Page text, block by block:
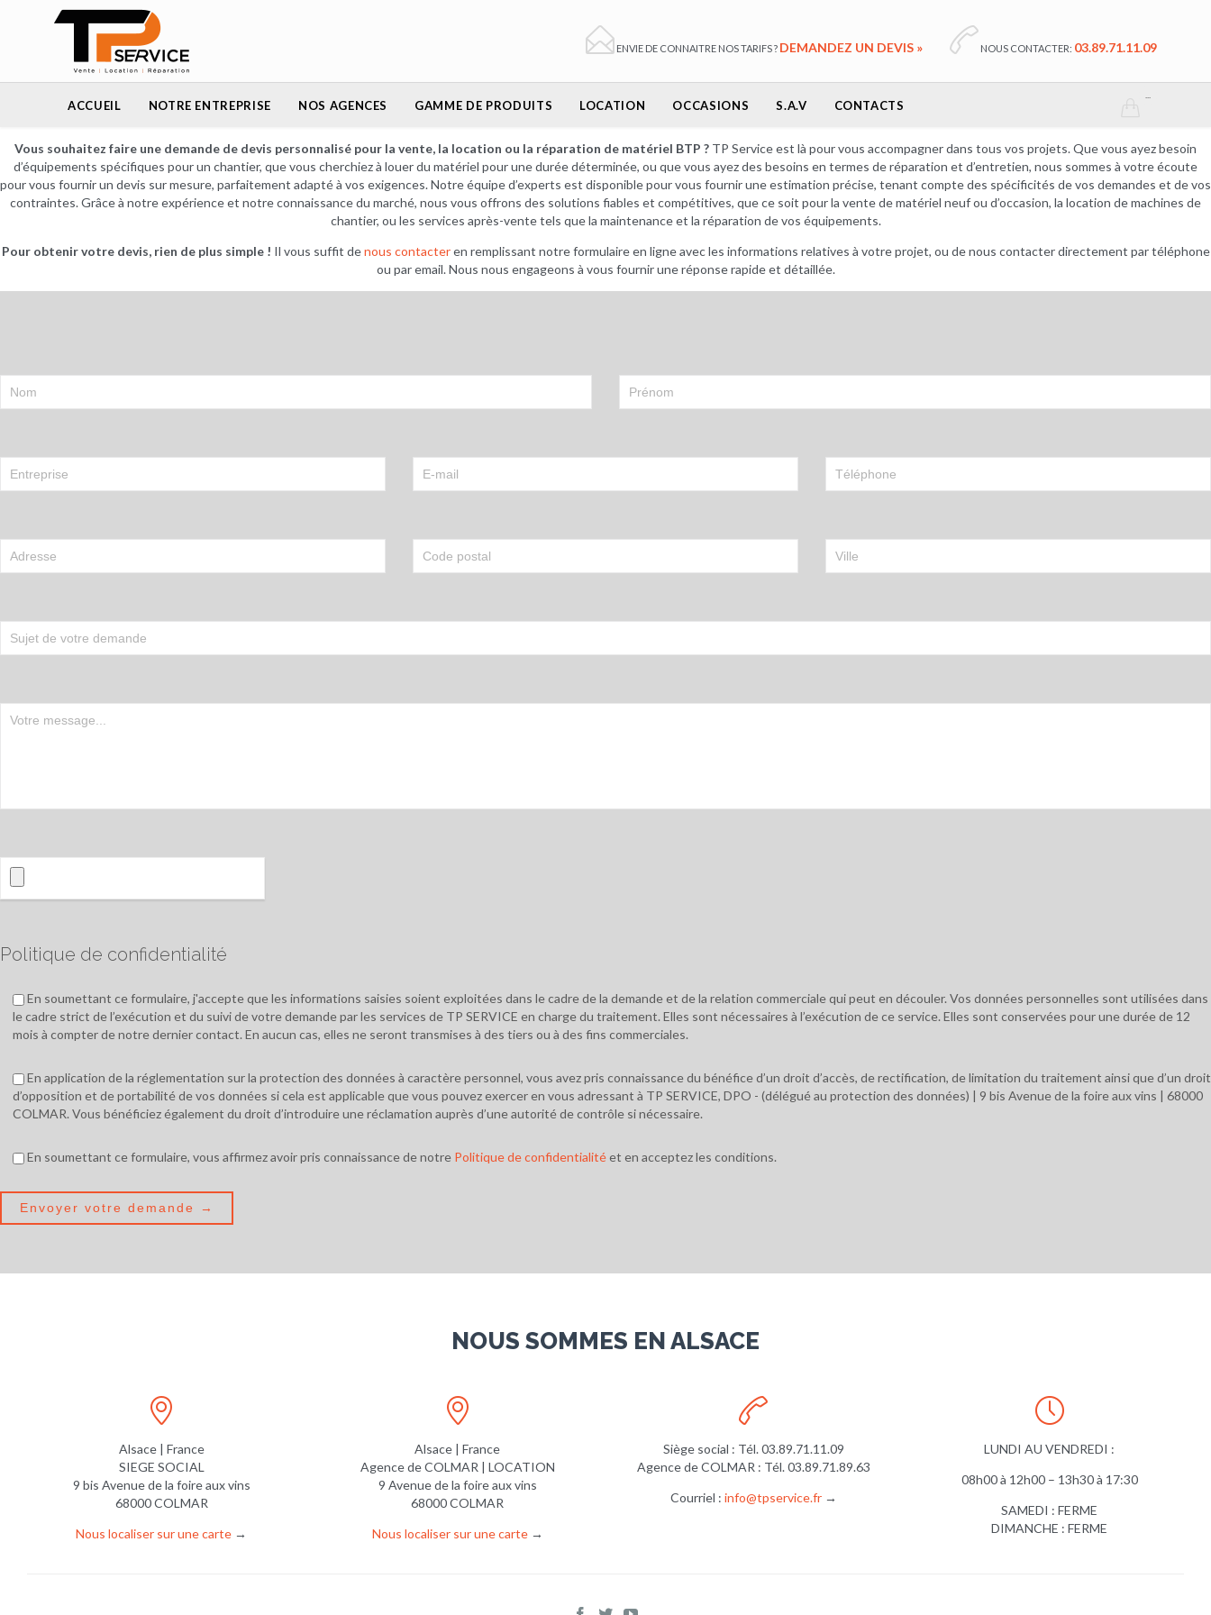
 ENVIE DE CONNAITRE NOS TARIFS ? DEMANDEZ UN DEVIS »  NOUS CONTACTER: 03.89.71.11.09
to
ACCUEIL NOTRE ENTREPRISE NOS AGENCES GAMME DE PRODUITS LOCATION OCCASIONS S.A.V CONTACTS
Vous souhaitez faire une demande de devis personnalisé pour la vente, la location ou la réparation de matériel BTP ? TP Service est là pour vous accompagner dans tous vos projets. Que vous ayez besoin
d’équipements spécifiques pour un chantier, que vous cherchiez à louer du matériel pour une durée déterminée, ou que vous ayez des besoins en termes de réparation et d’entretien, nous sommes à votre écoute
pour vous fournir un devis sur mesure, parfaitement adapté à vos exigences. Notre équipe d’experts est disponible pour vous fournir une estimation précise, tenant compte des spécificités de vos demandes et de vos
contraintes. Grâce à notre expérience et notre connaissance du marché, nous vous offrons des solutions fiables et compétitives, que ce soit pour la vente de matériel neuf ou d’occasion, la location de machines de
chantier, ou les services après-vente tels que la maintenance et la réparation de vos équipements.
Pour obtenir votre devis, rien de plus simple ! Il vous suffit denous contacteren remplissant notre formulaire en ligne avec les informations relatives à votre projet, ou de nous contacter directement par téléphone
ou par email. Nous nous engageons à vous fournir une réponse rapide et détaillée.
Politique de confidentialité
En soumettant ce formulaire, j'accepte que les informations saisies soient exploitées dans le cadre de la demande et de la relation commerciale qui peut en découler. Vos données personnelles sont utilisées dans
le cadre strict de l’exécution et du suivi de votre demande par les services de TP SERVICE en charge du traitement. Elles sont nécessaires à l’exécution de ce service. Elles sont conservées pour une durée de 12
mois à compter de notre dernier contact. En aucun cas, elles ne seront transmises à des tiers ou à des fins commerciales.
En application de la réglementation sur la protection des données à caractère personnel, vous avez pris connaissance du bénéfice d’un droit d’accès, de rectification, de limitation du traitement ainsi que d’un droit
d’opposition et de portabilité de vos données si cela est applicable que vous pouvez exercer en vous adressant à TP SERVICE, DPO - (délégué au protection des données) | 9 bis Avenue de la foire aux vins | 68000
COLMAR. Vous bénéficiez également du droit d’introduire une réclamation auprès d’une autorité de contrôle si nécessaire.
En soumettant ce formulaire, vous affirmez avoir pris connaissance de notre Politique de confidentialitéet en acceptez les conditions.
NOUS SOMMES EN ALSACE

Alsace | France
SIEGE SOCIAL
9 bis Avenue de la foire aux vins
68000 COLMAR
Nous localiser sur une carte →

Alsace | France
Agence de COLMAR | LOCATION
9 Avenue de la foire aux vins
68000 COLMAR
Nous localiser sur une carte→

Siège social : Tél. 03.89.71.11.09
Agence de COLMAR : Tél. 03.89.71.89.63
Courriel : info@tpservice.fr→

LUNDI AU VENDREDI :
08h00 à 12h00 – 13h30 à 17:30
SAMEDI : FERME
DIMANCHE : FERME